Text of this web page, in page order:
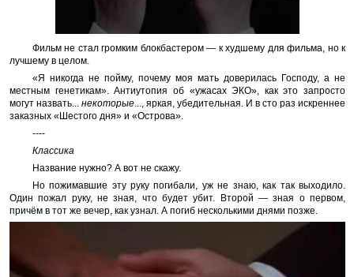
Фильм не стал громким блокбастером — к худшему для фильма, но к
лучшему в целом.
«Я никогда не пойму, почему моя мать доверилась Господу, а не
местным генетикам». Антиутопия об «ужасах ЭКО», как это запросто
могут назвать... некоторые..., яркая, убедительная. И в сто раз искреннее
заказных «Шестого дня» и «Острова».
----
Классика
Название нужно? А вот не скажу.
Но пожимавшие эту руку погибали, уж не знаю, как так выходило.
Один пожал руку, не зная, что будет убит. Второй — зная о первом,
причём в тот же вечер, как узнал. А погиб несколькими днями позже.